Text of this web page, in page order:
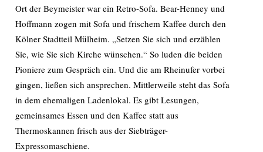
Ort der Beymeister war ein Retro-Sofa. Bear-Henney und
Hoffmann zogen mit Sofa und frischem Kaffee durch den
Kölner Stadtteil Mülheim. „Setzen Sie sich und erzählen
Sie, wie Sie sich Kirche wünschen.“ So luden die beiden
Pioniere zum Gespräch ein. Und die am Rheinufer vorbei
gingen, ließen sich ansprechen. Mittlerweile steht das Sofa
in dem ehemaligen Ladenlokal. Es gibt Lesungen,
gemeinsames Essen und den Kaffee statt aus
Thermoskannen frisch aus der Siebträger-
Expressomaschiene.